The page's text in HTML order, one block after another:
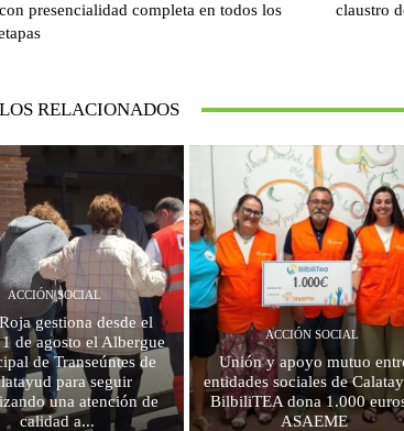
presencialidad completa en todos los
claustro
RELACIONADOS
ACCIÓN SOCIAL
gestiona desde el
1 de agosto el Albergue
de Transeúntes de
para seguir
una atención de
calidad a...
ACCIÓN SOCIAL
Unión y apoyo mutuo
entidades sociales de
BilbiliTEA dona 1.000
ASAEME